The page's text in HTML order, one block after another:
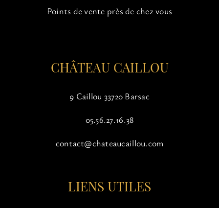
la
Points de vente près de chez vous
CHÂTEAU CAILLOU
9 Caillou 33720 Barsac
05.56.27.16.38
contact@chateaucaillou.com
LIENS UTILES